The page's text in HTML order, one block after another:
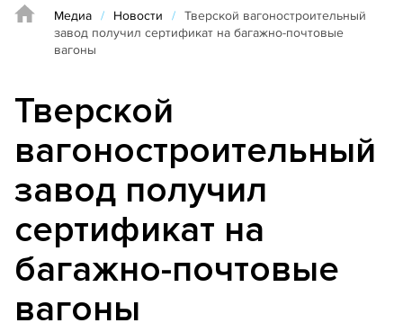
Медиа / Новости / Тверской вагоностроительный
завод получил сертификат на багажно-почтовые
вагоны
Тверской
вагоностроительный
завод получил
сертификат на
багажно-почтовые
вагоны